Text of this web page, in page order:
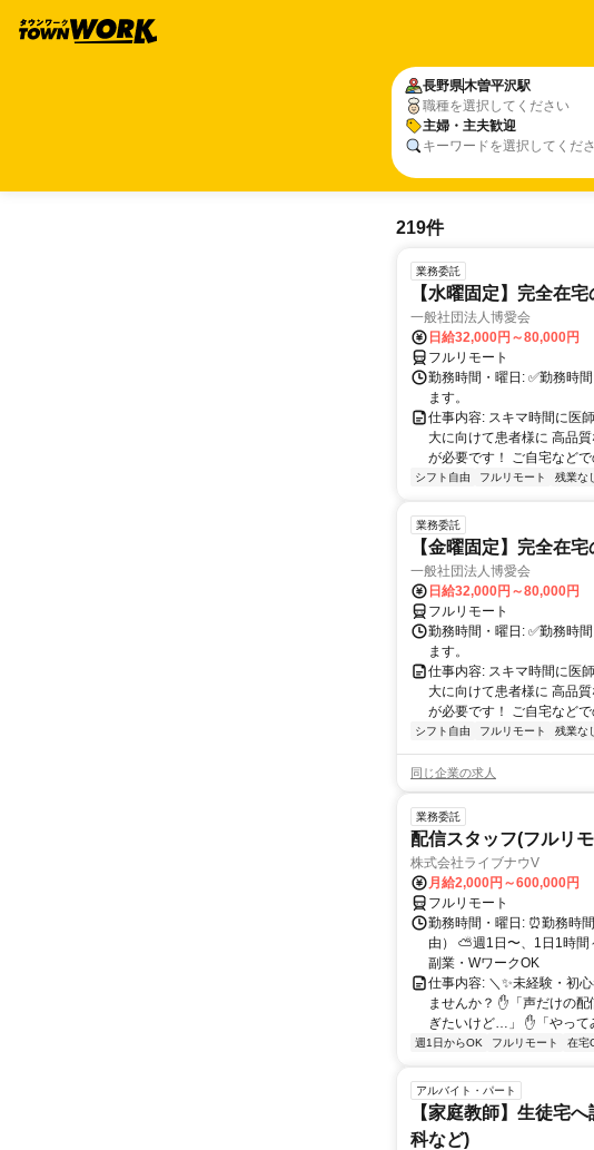
長野県木曽平沢駅
職種を選択してください
主婦・主夫歓迎
キーワードを選択してくだ
219件
業務委託
【水曜固定】完全在
一般社団法人博愛会
日給32,000円～80,000円
フルリモート
勤務時間・曜日: ✅勤務時
ます。
仕事内容: スキマ時間に医
大に向けて患者様に 高品
が必要です！ ご自宅など
シフト自由 フルリモート 残業なし
業務委託
【金曜固定】完全在
一般社団法人博愛会
日給32,000円～80,000円
フルリモート
勤務時間・曜日: ✅勤務時
ます。
仕事内容: スキマ時間に医
大に向けて患者様に 高品
が必要です！ ご自宅など
シフト自由 フルリモート 残業なし
同じ企業の求人
業務委託
配信スタッフ(フルリ
株式会社ライブナウV
月給2,000円～600,000円
フルリモート
勤務時間・曜日: ⏰勤務時
由） ⛅週1日〜、1日1時間
副業・WワークOK
仕事内容: ＼✨未経験・初
ませんか？ ✋「声だけの
ぎたいけど…」 ✋「やって
週1日からOK フルリモート 在宅
アルバイト・パート
【家庭教師】生徒宅
科など)